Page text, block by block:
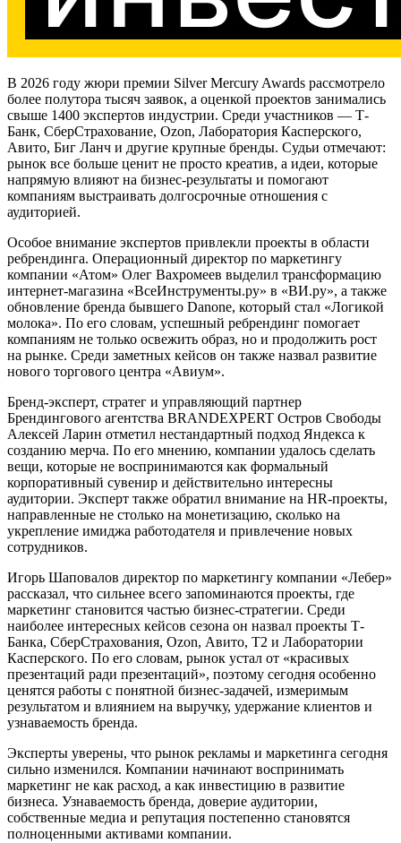
В 2026 году жюри премии Silver Mercury Awards рассмотрело
более полутора тысяч заявок, а оценкой проектов занимались
свыше 1400 экспертов индустрии. Среди участников — Т-
Банк, СберСтрахование, Ozon, Лаборатория Касперского,
Авито, Биг Ланч и другие крупные бренды. Судьи отмечают:
рынок все больше ценит не просто креатив, а идеи, которые
напрямую влияют на бизнес-результаты и помогают
компаниям выстраивать долгосрочные отношения с
аудиторией.
Особое внимание экспертов привлекли проекты в области
ребрендинга. Операционный директор по маркетингу
компании «Атом» Олег Вахромеев выделил трансформацию
интернет-магазина «ВсеИнструменты.ру» в «ВИ.ру», а также
обновление бренда бывшего Danone, который стал «Логикой
молока». По его словам, успешный ребрендинг помогает
компаниям не только освежить образ, но и продолжить рост
на рынке. Среди заметных кейсов он также назвал развитие
нового торгового центра «Авиум».
Бренд-эксперт, стратег и управляющий партнер
Брендингового агентства BRANDEXPERT Остров Свободы
Алексей Ларин отметил нестандартный подход Яндекса к
созданию мерча. По его мнению, компании удалось сделать
вещи, которые не воспринимаются как формальный
корпоративный сувенир и действительно интересны
аудитории. Эксперт также обратил внимание на HR-проекты,
направленные не столько на монетизацию, сколько на
укрепление имиджа работодателя и привлечение новых
сотрудников.
Игорь Шаповалов директор по маркетингу компании «Лебер»
рассказал, что сильнее всего запоминаются проекты, где
маркетинг становится частью бизнес-стратегии. Среди
наиболее интересных кейсов сезона он назвал проекты Т-
Банка, СберСтрахования, Ozon, Авито, T2 и Лаборатории
Касперского. По его словам, рынок устал от «красивых
презентаций ради презентаций», поэтому сегодня особенно
ценятся работы с понятной бизнес-задачей, измеримым
результатом и влиянием на выручку, удержание клиентов и
узнаваемость бренда.
Эксперты уверены, что рынок рекламы и маркетинга сегодня
сильно изменился. Компании начинают воспринимать
маркетинг не как расход, а как инвестицию в развитие
бизнеса. Узнаваемость бренда, доверие аудитории,
собственные медиа и репутация постепенно становятся
полноценными активами компании.